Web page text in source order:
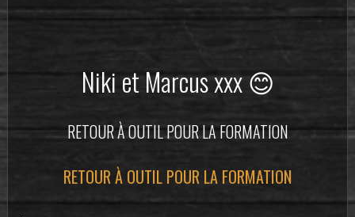
Niki et Marcus xxx 😊
RETOUR À OUTIL POUR LA FORMATION
RETOUR À OUTIL POUR LA FORMATION